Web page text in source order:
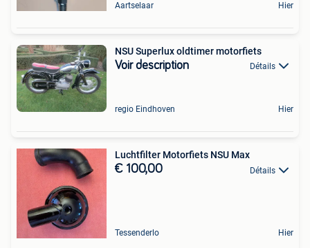
Aartselaar Hier
NSU Superlux oldtimer motorfiets
Voir description Détails
regio Eindhoven Hier
Luchtfilter Motorfiets NSU Max
€ 100,00 Détails
Tessenderlo Hier